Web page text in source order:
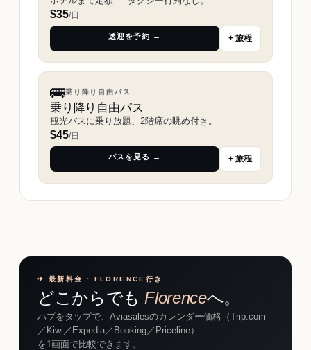
$35/日
送迎を予約 → + 旅程
🚌乗り降り自由パス
乗り降り自由パス
観光バスに乗り放題、2階席の眺め付き。
$45/日
パスを見る → + 旅程
✈︎ 最新料金 · FLORENCE行き
どこからでも Florenceへ。
ハブをタップで、Aviasalesのカレンダー価格（Trip.com
／Kiwi／Expedia／Booking／Priceline）
を1画面で比較できます。